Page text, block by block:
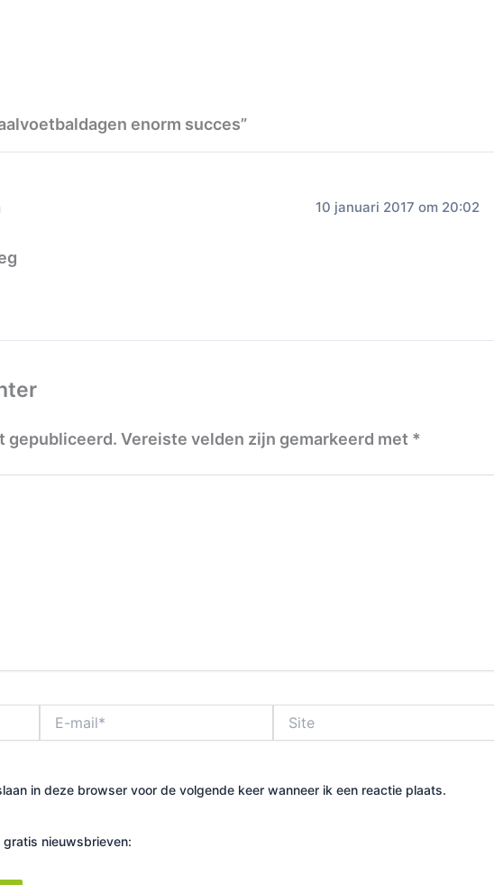
enorm succes”
10 januari 2017 om 20:02
gepubliceerd. Vereiste velden zijn gemarkeerd met *
mail*
in deze browser voor de volgende keer wanneer ik een reactie plaats.
nieuwsbrieven: